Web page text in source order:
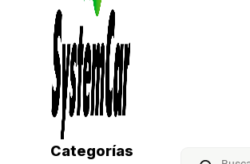
Categorías